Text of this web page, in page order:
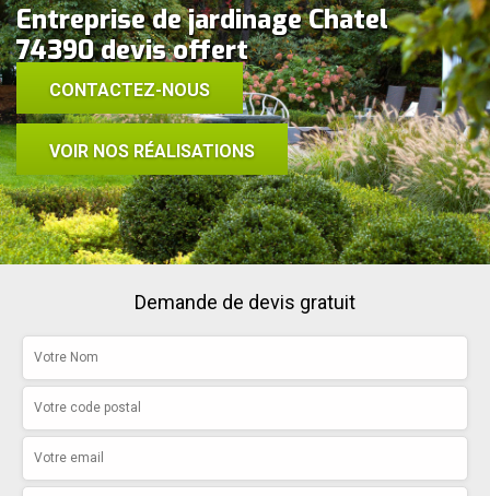
Entreprise de jardinage Chatel
74390 devis offert
CONTACTEZ-NOUS
VOIR NOS RÉALISATIONS
Demande de devis gratuit